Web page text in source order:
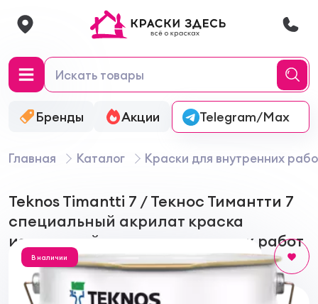
Бренды Акции Онлайн-колеровка
Telegram/Max
Главная Каталог Краски для внутренних
Teknos Timantti 7 / Текнос Тимантти 7
специальный акрилат краска
износостойкая для внутренних работ
В наличии